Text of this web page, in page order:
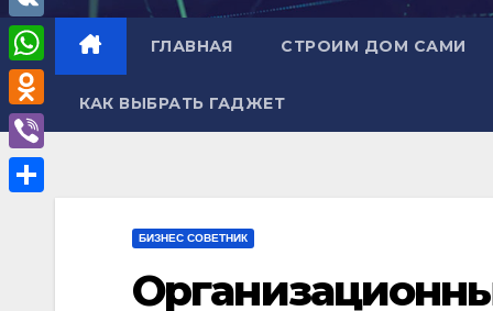
ГЛАВНАЯ СТРОИМ ДОМ САМИ
КАК ВЫБРАТЬ ГАДЖЕТ
БИЗНЕС СОВЕТНИК
e
l
e
g
r
V
K
W
h
a
O
d
n
V